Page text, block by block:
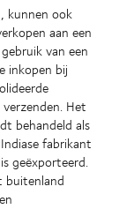
kunnen ook
aan een
van een
inkopen bij
Het
behandeld als
fabrikant
geëxporteerd.
buitenland